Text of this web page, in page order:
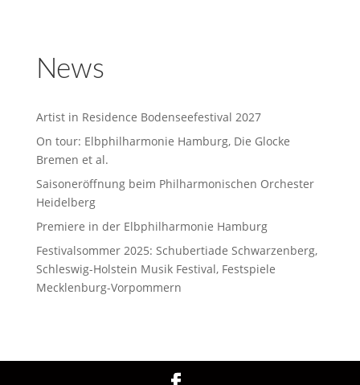
News
Artist in Residence Bodenseefestival 2027
On tour: Elbphilharmonie Hamburg, Die Glocke
Bremen et al.
Saisoneröffnung beim Philharmonischen Orchester
Heidelberg
Premiere in der Elbphilharmonie Hamburg
Festivalsommer 2025: Schubertiade Schwarzenberg,
Schleswig-Holstein Musik Festival, Festspiele
Mecklenburg-Vorpommern